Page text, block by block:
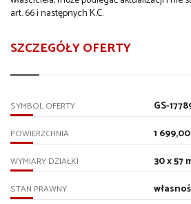
art. 66 i następnych K.C.
SZCZEGÓŁY OFERTY
SYMBOL OFERTY GS-
POWIERZCHNIA 1
WYMIARY DZIAŁKI 30 x 57
STAN PRAWNY